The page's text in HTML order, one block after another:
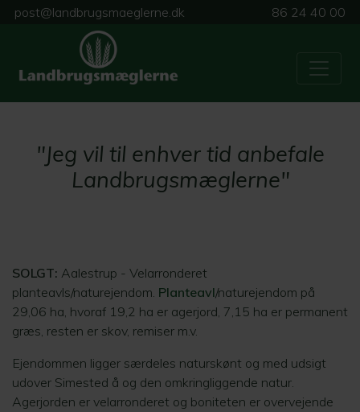
post@landbrugsmaeglerne.dk 86 24 40 00
"Jeg vil til enhver tid anbefale
Landbrugsmæglerne"
SOLGT: Aalestrup - Velarronderet
planteavls/naturejendom. Planteavl/naturejendom på
29,06 ha, hvoraf 19,2 ha er agerjord, 7,15 ha er permanent
græs, resten er skov, remiser m.v.
Ejendommen ligger særdeles naturskønt og med udsigt
udover Simested å og den omkringliggende natur.
Agerjorden er velarronderet og boniteten er overvejende